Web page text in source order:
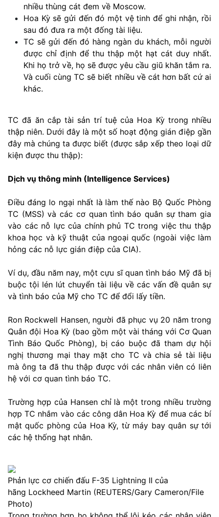
nhiều thùng cát đem về Moscow.
Hoa Kỳ sẽ gửi đến đó một vệ tinh để ghi nhận, rồi
sau đó đưa ra một đống tài liệu.
TC sẽ gửi đến đó hàng ngàn du khách, mỗi người
được chỉ định để thu thập một hạt cát duy nhất.
Khi họ trở về, họ sẽ được yêu cầu giũ khăn tắm ra.
Và cuối cùng TC sẽ biết nhiều về cát hơn bất cứ ai
khác.
TC đã ăn cắp tài sản trí tuệ của Hoa Kỳ trong nhiều
thập niên. Dưới đây là một số hoạt động gián điệp gần
đây mà chúng ta được biết (được sắp xếp theo loại dữ
kiện được thu thập):
Dịch vụ thông minh (Intelligence Services)
Điều đáng lo ngại nhất là làm thế nào Bộ Quốc Phòng
TC (MSS) và các cơ quan tình báo quân sự tham gia
vào các nỗ lực của chính phủ TC trong việc thu thập
khoa học và kỹ thuật của ngoại quốc (ngoài việc làm
hỏng các nỗ lực gián điệp của CIA).
Ví dụ, đầu năm nay, một cựu sĩ quan tình báo Mỹ đã bị
buộc tội lén lút chuyển tài liệu về các vấn đề quân sự
và tình báo của Mỹ cho TC để đổi lấy tiền.
Ron Rockwell Hansen, người đã phục vụ 20 năm trong
Quân đội Hoa Kỳ (bao gồm một vài tháng với Cơ Quan
Tình Báo Quốc Phòng), bị cáo buộc đã tham dự hội
nghị thương mại thay mặt cho TC và chia sẻ tài liệu
mà ông ta đã thu thập được với các nhân viên có liên
hệ với cơ quan tình báo TC.
Trường hợp của Hansen chỉ là một trong nhiều trường
hợp TC nhắm vào các công dân Hoa Kỳ để mua các bí
mật quốc phòng của Hoa Kỳ, từ máy bay quân sự tới
các hệ thống hạt nhân.
Phản lực cơ chiến đấu F-35 Lightning II của
hãng Lockheed Martin (REUTERS/Gary Cameron/File
Photo)